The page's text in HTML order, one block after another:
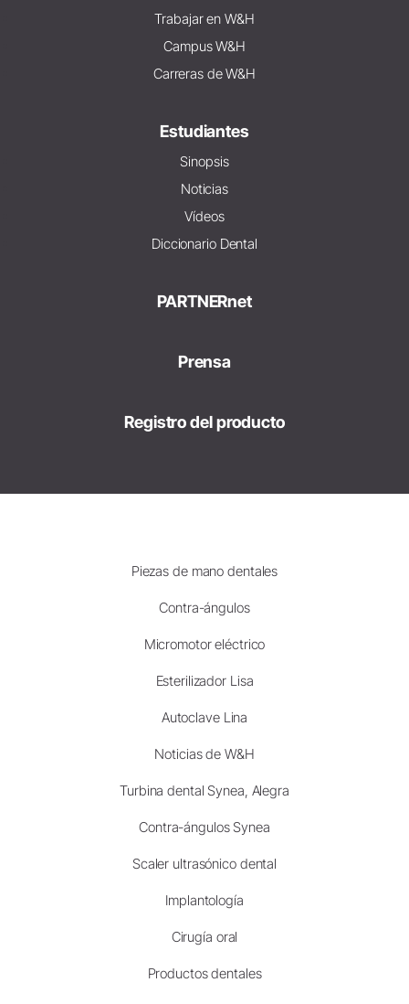
Trabajar en W&H
Campus W&H
Carreras de W&H
Estudiantes
Sinopsis
Noticias
Vídeos
Diccionario Dental
PARTNERnet
Prensa
Registro del producto
Piezas de mano dentales
Contra-ángulos
Micromotor eléctrico
Esterilizador Lisa
Autoclave Lina
Noticias de W&H
Turbina dental Synea, Alegra
Contra-ángulos Synea
Scaler ultrasónico dental
Implantología
Cirugía oral
Productos dentales